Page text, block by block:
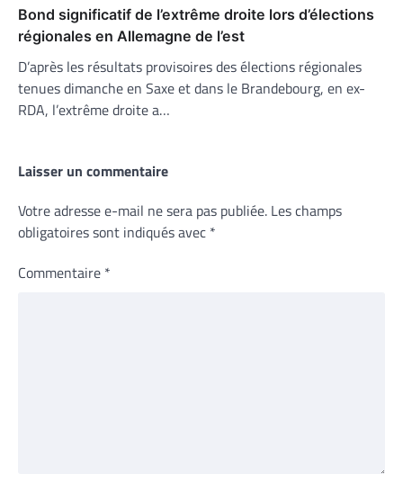
Bond significatif de l’extrême droite lors d’élections
régionales en Allemagne de l’est
D’après les résultats provisoires des élections régionales
tenues dimanche en Saxe et dans le Brandebourg, en ex-
RDA, l’extrême droite a…
Laisser un commentaire
Votre adresse e-mail ne sera pas publiée. Les champs
obligatoires sont indiqués avec *
Commentaire *